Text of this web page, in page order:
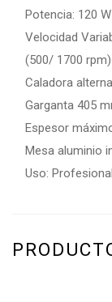
Potencia: 120 W
Velocidad
(500/ 1700 rpm)
Caladora
Garganta 405
Espesor
Mesa aluminio
Uso: Profesional